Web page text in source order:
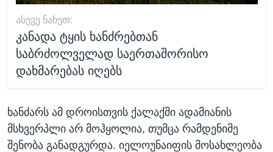
ᲐᲡᲔᲕᲔ ᲜᲐᲮᲔᲗ:
კანადა ტყის ხანძრებთან
საბრძოლველად საერთაშორისო
დახმარებას იღებს
ხანძარს ამ დროისთვის ქალაქში ადამიანის
მსხვერპლი არ მოჰყოლია, თუმცა რამდენიმე
შენობა განადგურდა. იელოუნაიფის მოსახლეობა